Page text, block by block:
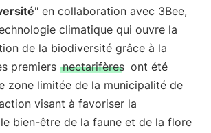
" en collaboration avec 3Bee,
climatique qui ouvre la
de la biodiversité grâce à la
premiers nectarifères ont été
zone limitée de la municipalité de
visant à favoriser la
bien-être de la faune et de la flore